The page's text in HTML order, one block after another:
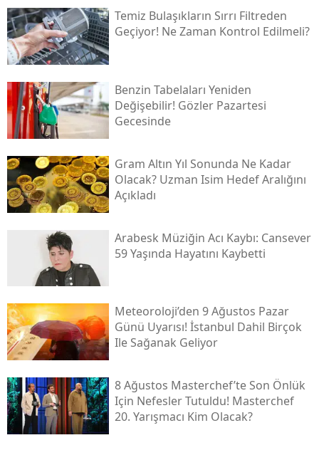
Temiz Bulaşıkların Sırrı Filtreden
Geçiyor! Ne Zaman Kontrol Edilmeli?
Benzin Tabelaları Yeniden
Değişebilir! Gözler Pazartesi
Gecesinde
Gram Altın Yıl Sonunda Ne Kadar
Olacak? Uzman Isim Hedef Aralığını
Açıkladı
Arabesk Müziğin Acı Kaybı: Cansever
59 Yaşında Hayatını Kaybetti
Meteoroloji’den 9 Ağustos Pazar
Günü Uyarısı! İstanbul Dahil Birçok
Ile Sağanak Geliyor
8 Ağustos Masterchef’te Son Önlük
Için Nefesler Tutuldu! Masterchef
20. Yarışmacı Kim Olacak?